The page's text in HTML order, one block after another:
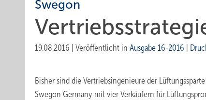
Swegon
19.08.2016 Veröffentlicht in Ausgabe 16-2016
Bisher sind die Vertriebsingenieure der
Swegon Germany mit vier Verkäufern für